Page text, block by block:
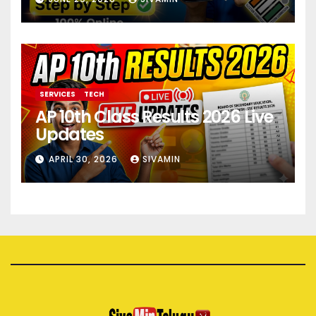
SERVICES TECH
AP 10th Class Results 2026 Live
Updates
APRIL 30, 2026 SIVAMIN